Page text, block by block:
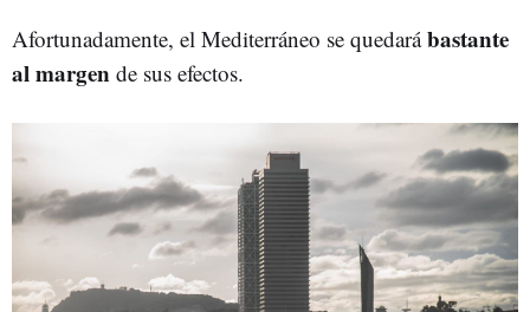
Afortunadamente, el Mediterráneo se quedarábastante
al margen de sus efectos.